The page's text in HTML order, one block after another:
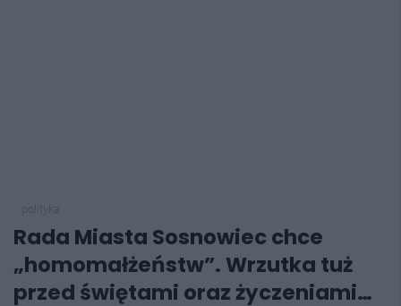
Rada Miasta Sosnowiec chce
„homomałżeństw”. Wrzutka tuż
przed świętami oraz życzeniami…